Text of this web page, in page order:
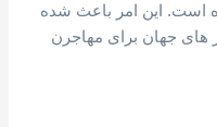
است. این امر باعث شده
های جهان برای مهاجرن